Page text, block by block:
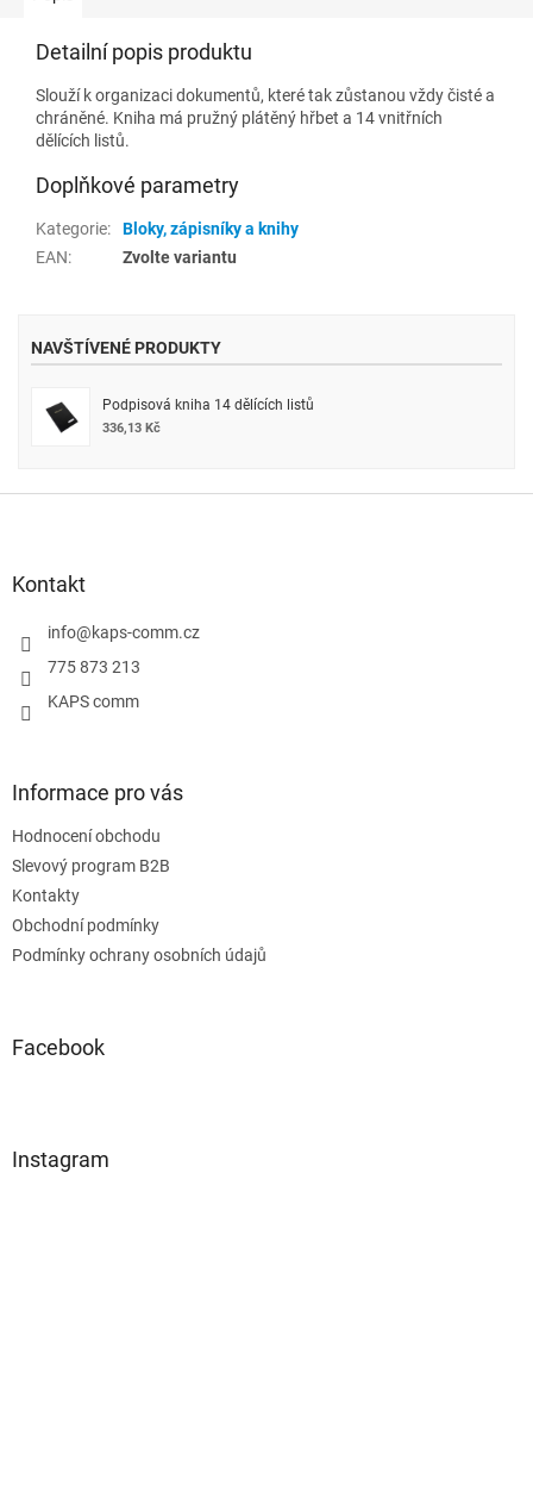
Detailní popis produktu
Slouží k organizaci dokumentů, které tak zůstanou vždy čisté a
chráněné. Kniha má pružný plátěný hřbet a 14 vnitřních
dělících listů.
Doplňkové parametry
Kategorie:
Bloky, zápisníky a knihy
EAN: Zvolte variantu
NAVŠTÍVENÉ PRODUKTY
Podpisová kniha 14 dělících listů
336,13 Kč
Kontakt
info@kaps-comm.cz
775 873 213
KAPS comm
Informace pro vás
Hodnocení obchodu
Slevový program B2B
Kontakty
Obchodní podmínky
Podmínky ochrany osobních údajů
Facebook
Instagram